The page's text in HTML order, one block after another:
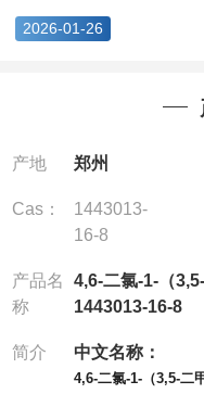
2026-01-26
产地 郑州
Cas：
1443013-
16-8
产品名
称
4,6-二氯-1-（
1443013-16-8
简介 中文名称：
4,6-二氯-1-（3,5-二